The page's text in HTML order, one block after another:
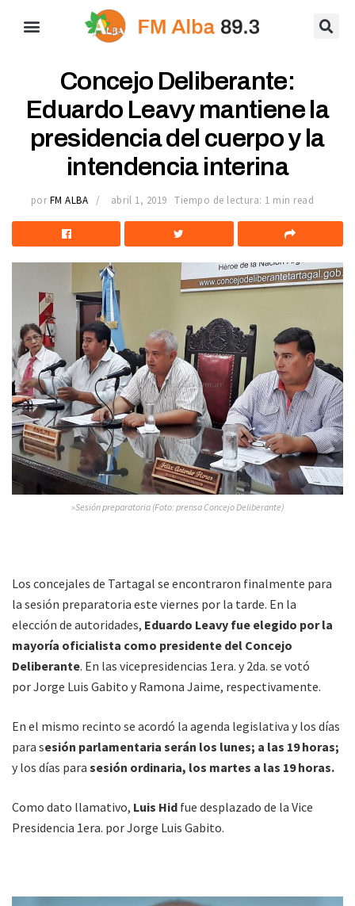
Concejo Deliberante:
Eduardo Leavy mantiene la
presidencia del cuerpo y la
intendencia interina
por FM ALBA abril 1, 2019 Tiempo de lectura: 1 min read
»Sesión preparatoria (Foto: prensa Concejo Deliberante)
Los concejales de Tartagal se encontraron finalmente para
la sesión preparatoria este viernes por la tarde. En la
elección de autoridades, Eduardo Leavy fue elegido por la
mayoría oficialista como presidente del Concejo
Deliberante. En las vicepresidencias 1era. y 2da. se votó
por Jorge Luis Gabito y Ramona Jaime, respectivamente.
En el mismo recinto se acordó la agenda legislativa y los días
para sesión parlamentaria serán los lunes; a las 19 horas;
y los días para sesión ordinaria, los martes a las 19 horas.
Como dato llamativo, Luis Hid fue desplazado de la Vice
Presidencia 1era. por Jorge Luis Gabito.